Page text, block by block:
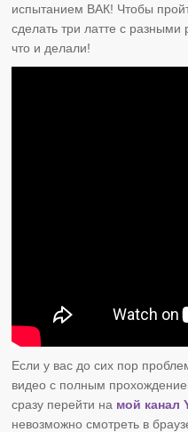
испытанием ВАК! Чтобы
сделать три латте с
что и делали!
Если у вас до сих пор
видео с полным
сразу перейти на мой канал
невозможно смотреть в